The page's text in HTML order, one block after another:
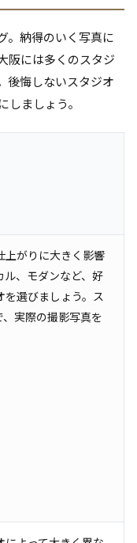
。納得のいく写真に
阪には多くのスタジ
後悔しないスタジオ
ましょう。
上がりに大きく影響
ル、モダンなど、好
を選びましょう。ス
実際の撮影写真を